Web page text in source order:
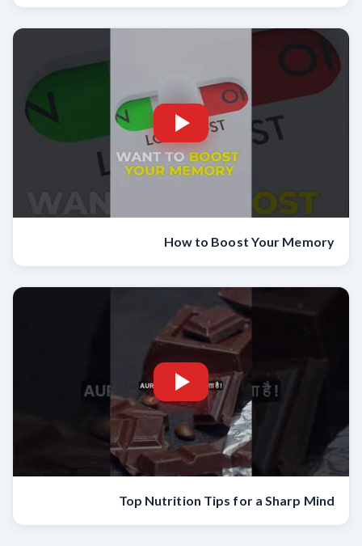
How to Boost Your Memory
Top Nutrition Tips for a Sharp Mind